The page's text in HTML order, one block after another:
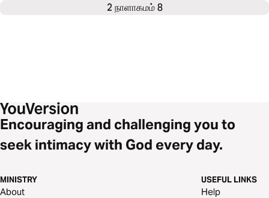
2 நாளாகமம் 8
Encouraging and challenging you to
seek intimacy with God every day.
MINISTRY
About
USEFUL LINKS
Help